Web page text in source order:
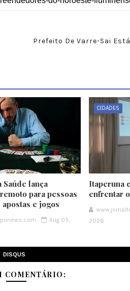
Prefeito De Varre-Sai
lança
para pessoas
e jogos
Aug 05,
CIDADES
Itaperuna
enfrentar
2026
DISQUS
COMENTÁRIO: